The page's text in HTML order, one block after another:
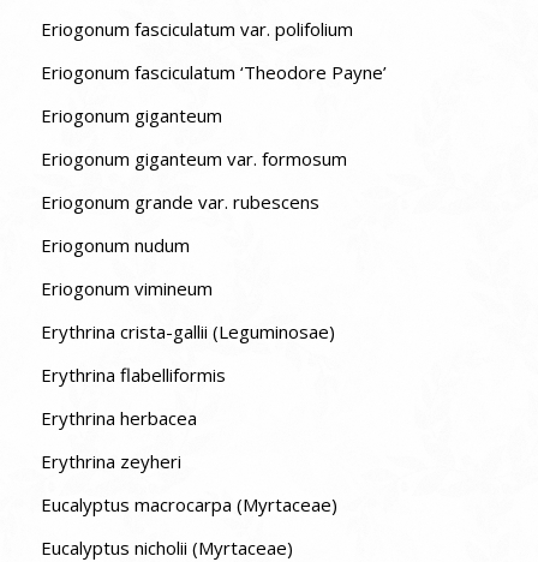
Eriogonum fasciculatum var. polifolium
Eriogonum fasciculatum ‘Theodore Payne’
Eriogonum giganteum
Eriogonum giganteum var. formosum
Eriogonum grande var. rubescens
Eriogonum nudum
Eriogonum vimineum
Erythrina crista-gallii (Leguminosae)
Erythrina flabelliformis
Erythrina herbacea
Erythrina zeyheri
Eucalyptus macrocarpa (Myrtaceae)
Eucalyptus nicholii (Myrtaceae)